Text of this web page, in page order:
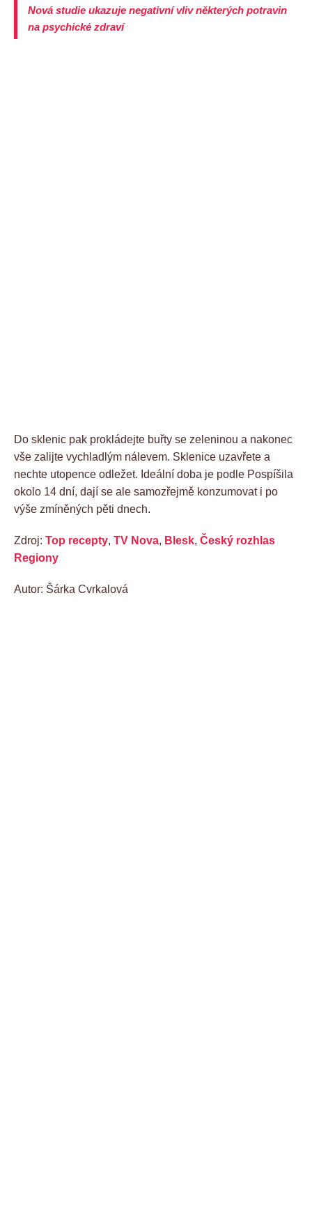
Nová studie ukazuje negativní vliv některých potravin
na psychické zdraví
Do sklenic pak prokládejte buřty se zeleninou a nakonec
vše zalijte vychladlým nálevem. Sklenice uzavřete a
nechte utopence odležet. Ideální doba je podle Pospíšila
okolo 14 dní, dají se ale samozřejmě konzumovat i po
výše zmíněných pěti dnech.
Zdroj: Top recepty, TV Nova, Blesk, Český rozhlas
Regiony
Autor: Šárka Cvrkalová